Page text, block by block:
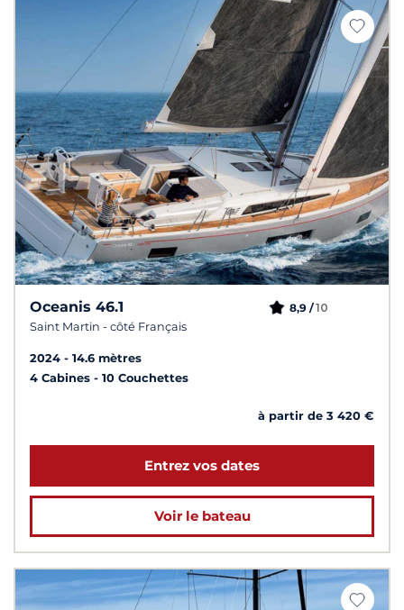
Oceanis 46.1
Saint Martin - côté Français
8,9 /10
2024
14.6 mètres
4 Cabines
10 Couchettes
à partir de 3 420 €
Entrez vos dates
Voir le bateau